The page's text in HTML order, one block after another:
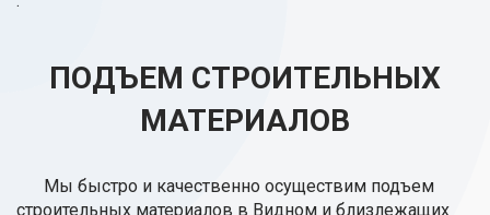
ПОДЪЕМ СТРОИТЕЛЬНЫХ
МАТЕРИАЛОВ
Мы быстро и качественно осуществим подъем
строительных материалов в Видном и близлежащих